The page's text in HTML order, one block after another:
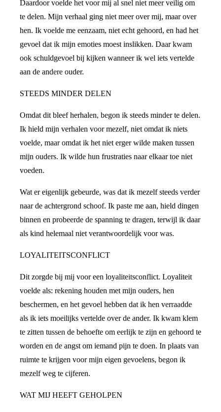
Daardoor voelde het voor mij al snel niet meer veilig om
te delen. Mijn verhaal ging niet meer over mij, maar over
hen. Ik voelde me eenzaam, niet echt gehoord, en had het
gevoel dat ik mijn emoties moest inslikken. Daar kwam
ook schuldgevoel bij kijken wanneer ik wel iets vertelde
aan de andere ouder.
STEEDS MINDER DELEN
Omdat dit bleef herhalen, begon ik steeds minder te delen.
Ik hield mijn verhalen voor mezelf, niet omdat ik niets
voelde, maar omdat ik het niet erger wilde maken tussen
mijn ouders. Ik wilde hun frustraties naar elkaar toe niet
voeden.
Wat er eigenlijk gebeurde, was dat ik mezelf steeds verder
naar de achtergrond schoof. Ik paste me aan, hield dingen
binnen en probeerde de spanning te dragen, terwijl ik daar
als kind helemaal niet verantwoordelijk voor was.
LOYALITEITSCONFLICT
Dit zorgde bij mij voor een loyaliteitsconflict. Loyaliteit
voelde als: rekening houden met mijn ouders, hen
beschermen, en het gevoel hebben dat ik hen verraadde
als ik iets moeilijks vertelde over de ander. Ik kwam klem
te zitten tussen de behoefte om eerlijk te zijn en gehoord te
worden en de angst om iemand pijn te doen. In plaats van
ruimte te krijgen voor mijn eigen gevoelens, begon ik
mezelf weg te cijferen.
WAT MIJ HEEFT GEHOLPEN